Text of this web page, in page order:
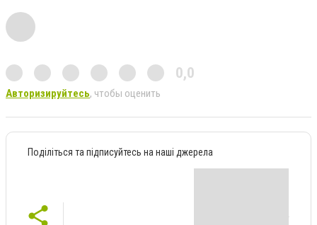
0,0
Авторизируйтесь, чтобы оценить
Поділіться та підписуйтесь на наші джерела